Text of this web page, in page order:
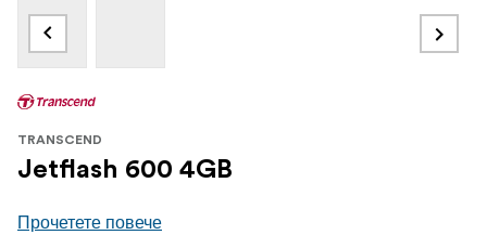
TRANSCEND
Jetflash 600 4GB
Прочетете повече